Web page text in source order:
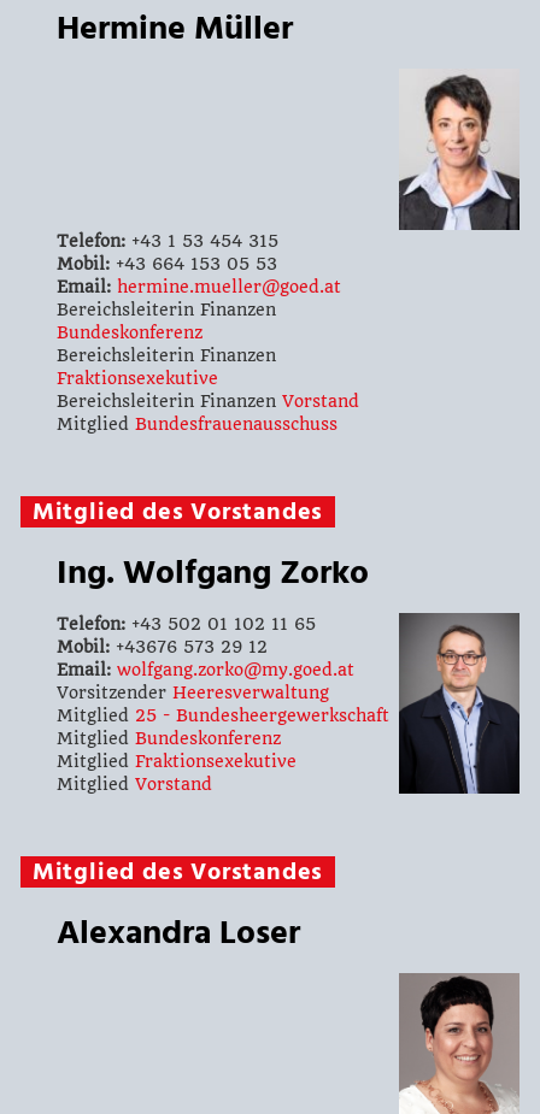
Hermine Müller
Telefon:+43 1 53 454 315
Mobil:+43 664 153 05 53
Email: hermine.mueller@goed.at
Bereichsleiterin Finanzen
Bundeskonferenz
Bereichsleiterin Finanzen
Fraktionsexekutive
Bereichsleiterin Finanzen Vorstand
Mitglied Bundesfrauenausschuss
Mitglied des Vorstandes
Ing. Wolfgang Zorko
Telefon:+43 502 01 102 11 65
Mobil:+43676 573 29 12
Email: wolfgang.zorko@my.goed.at
Vorsitzender Heeresverwaltung
Mitglied 25 - Bundesheergewerkschaft
Mitglied Bundeskonferenz
Mitglied Fraktionsexekutive
Mitglied Vorstand
Mitglied des Vorstandes
Alexandra Loser